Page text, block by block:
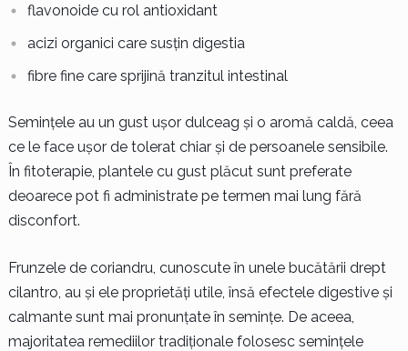
flavonoide cu rol antioxidant
acizi organici care susțin digestia
fibre fine care sprijină tranzitul intestinal
Semințele au un gust ușor dulceag și o aromă caldă, ceea
ce le face ușor de tolerat chiar și de persoanele sensibile.
În fitoterapie, plantele cu gust plăcut sunt preferate
deoarece pot fi administrate pe termen mai lung fără
disconfort.
Frunzele de coriandru, cunoscute în unele bucătării drept
cilantro, au și ele proprietăți utile, însă efectele digestive și
calmante sunt mai pronunțate în semințe. De aceea,
majoritatea remediilor tradiționale folosesc semințele